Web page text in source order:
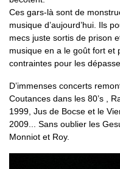
Ces gars-là sont de
musique d’aujourd’hui. Ils
mecs juste sortis de prison
musique en a le goût fort et
contraintes pour les
D’immenses concerts
Coutances dans les 80’s ,
1999, Jus de Bocse et le
2009... Sans oublier les
Monniot et Roy.